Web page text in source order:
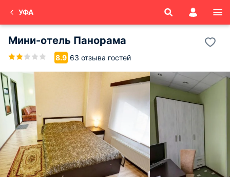
УФА
Мини-отель Панорама
8.9 63 отзыва гостей